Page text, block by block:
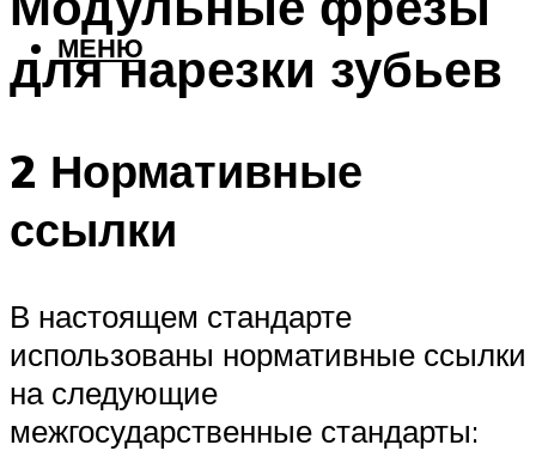
МЕНЮ
для нарезки зубьев
2 Нормативные
ссылки
В настоящем стандарте
использованы нормативные ссылки
на следующие
межгосударственные стандарты: